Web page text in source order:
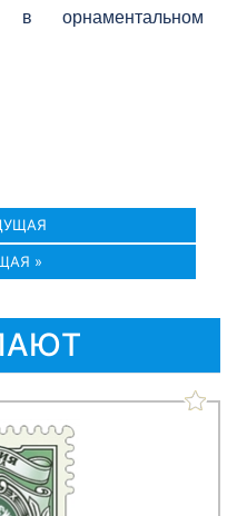
в орнаментальном
»